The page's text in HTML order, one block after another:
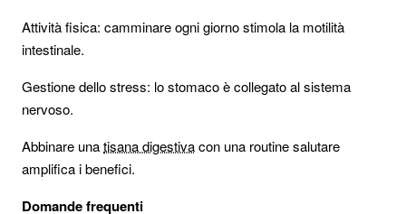
Attività fisica: camminare ogni giorno stimola la motilità
intestinale.
Gestione dello stress: lo stomaco è collegato al sistema
nervoso.
Abbinare unatisana digestivacon una routine salutare
amplifica i benefici.
Domande frequenti